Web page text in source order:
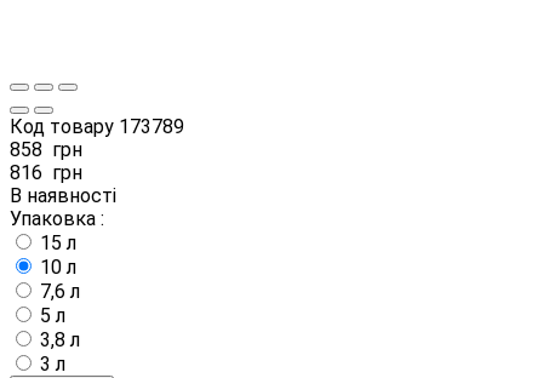
Код товару 173789
858 грн
816 грн
В наявності
Упаковка :
15 л
10 л
7,6 л
5 л
3,8 л
3 л